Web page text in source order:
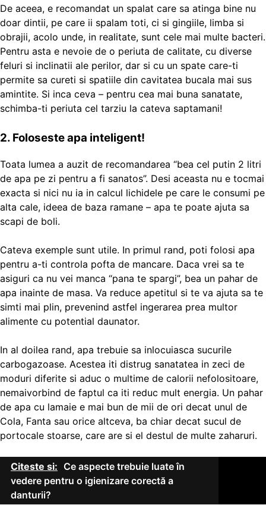
De aceea, e recomandat un spalat care sa atinga bine nu
doar dintii, pe care ii spalam toti, ci si gingiile, limba si
obrajii, acolo unde, in realitate, sunt cele mai multe bacteri.
Pentru asta e nevoie de o periuta de calitate, cu diverse
feluri si inclinatii ale perilor, dar si cu un spate care-ti
permite sa cureti si spatiile din cavitatea bucala mai sus
amintite. Si inca ceva – pentru cea mai buna sanatate,
schimba-ti periuta cel tarziu la cateva saptamani!
2. Foloseste apa inteligent!
Toata lumea a auzit de recomandarea “bea cel putin 2 litri
de apa pe zi pentru a fi sanatos”. Desi aceasta nu e tocmai
exacta si nici nu ia in calcul lichidele pe care le consumi pe
alta cale, ideea de baza ramane – apa te poate ajuta sa
scapi de boli.
Cateva exemple sunt utile. In primul rand, poti folosi apa
pentru a-ti controla pofta de mancare. Daca vrei sa te
asiguri ca nu vei manca “pana te spargi”, bea un pahar de
apa inainte de masa. Va reduce apetitul si te va ajuta sa te
simti mai plin, prevenind astfel ingerarea prea multor
alimente cu potential daunator.
In al doilea rand, apa trebuie sa inlocuiasca sucurile
carbogazoase. Acestea iti distrug sanatatea in zeci de
moduri diferite si aduc o multime de calorii nefolositoare,
nemaivorbind de faptul ca iti reduc mult energia. Un pahar
de apa cu lamaie e mai bun de mii de ori decat unul de
Cola, Fanta sau orice altceva, ba chiar decat sucul de
portocale stoarse, care are si el destul de multe zaharuri.
Citeste si: Ce aspecte trebuie luate în
vedere pentru o igienizare corectă a
danturii?